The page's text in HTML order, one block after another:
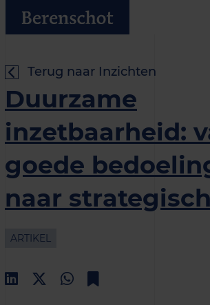
Terug naar Inzichten
Duurzame
inzetbaarheid:
goede
naar
ARTIKEL